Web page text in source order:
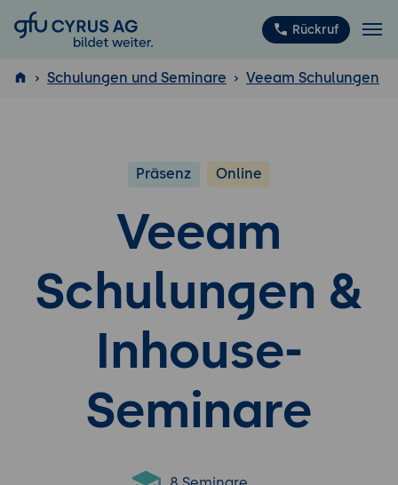
GFU Cyrus AG Rückruf
ISTQB
Schulungen und Seminare Veeam Schulungen
Präsenz Online
Veeam
Schulungen &
Inhouse-
Seminare